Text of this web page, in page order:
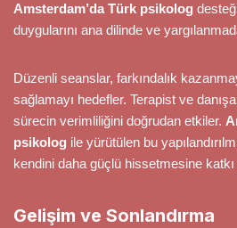
Amsterdam’da Türk psikolog
duygularını ana dilinde ve
Düzenli seanslar, farkındalık
sağlamayı hedefler. Terapist ve
sürecin verimliliğini doğrudan etkiler.
psikolog ile yürütülen bu
kendini daha güçlü hissetmesine katkı
Gelişim ve Sonlandırma